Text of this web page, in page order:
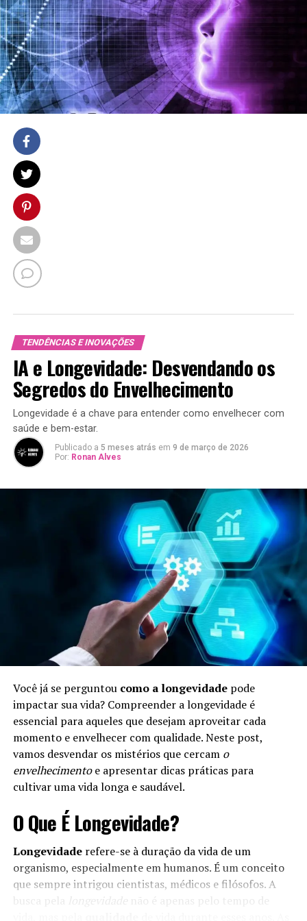
TENDÊNCIAS E INOVAÇÕES
IA e Longevidade: Desvendando os
Segredos do Envelhecimento
Longevidade é a chave para entender como envelhecer com
saúde e bem-estar.
Publicado a 5 meses atrás em 9 de março de 2026
Por: Ronan Alves
Você já se perguntou como a longevidadepode
impactar sua vida? Compreender a longevidade é
essencial para aqueles que desejam aproveitar cada
momento e envelhecer com qualidade. Neste post,
vamos desvendar os mistérios que cercam o
envelhecimentoe apresentar dicas práticas para
cultivar uma vida longa e saudável.
O Que É Longevidade?
Longevidaderefere-se à duração da vida de um
organismo, especialmente em humanos. É um conceito
que sempre intrigou cientistas, médicos e filósofos. A